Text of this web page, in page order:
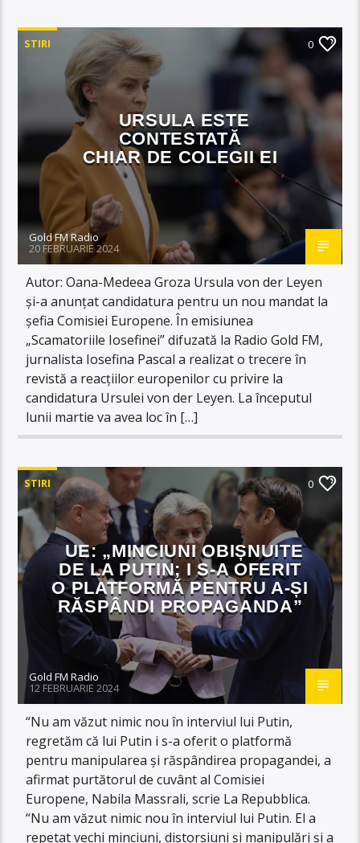
STIRI 0
URSULA ESTE
CONTESTATĂ
CHIAR DE COLEGII EI
Gold FM Radio
20 FEBRUARIE 2024
Autor: Oana-Medeea Groza Ursula von der Leyen
și-a anunțat candidatura pentru un nou mandat la
șefia Comisiei Europene. În emisiunea
„Scamatoriile Iosefinei” difuzată la Radio Gold FM,
jurnalista Iosefina Pascal a realizat o trecere în
revistă a reacțiilor europenilor cu privire la
candidatura Ursulei von der Leyen. La începutul
lunii martie va avea loc în […]
STIRI 0
UE: „MINCIUNI OBIȘNUITE
DE LA PUTIN; I S-A OFERIT
O PLATFORMĂ PENTRU A-ȘI
RĂSPÂNDI PROPAGANDA”
Gold FM Radio
12 FEBRUARIE 2024
“Nu am văzut nimic nou în interviul lui Putin,
regretăm că lui Putin i s-a oferit o platformă
pentru manipularea și răspândirea propagandei, a
afirmat purtătorul de cuvânt al Comisiei
Europene, Nabila Massrali, scrie La Repubblica.
“Nu am văzut nimic nou în interviul lui Putin. El a
repetat vechi minciuni, distorsiuni și manipulări și a